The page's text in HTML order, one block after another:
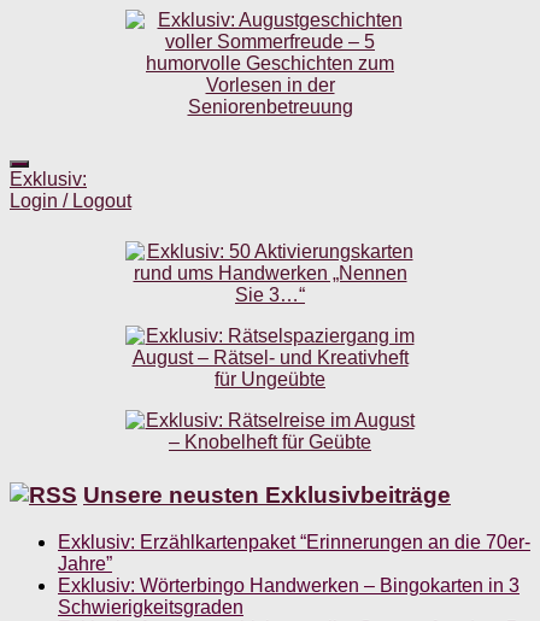
Exklusiv:
Login / Logout
Unsere neusten Exklusivbeiträge
Exklusiv: Erzählkartenpaket “Erinnerungen an die 70er-
Jahre”
Exklusiv: Wörterbingo Handwerken – Bingokarten in 3
Schwierigkeitsgraden